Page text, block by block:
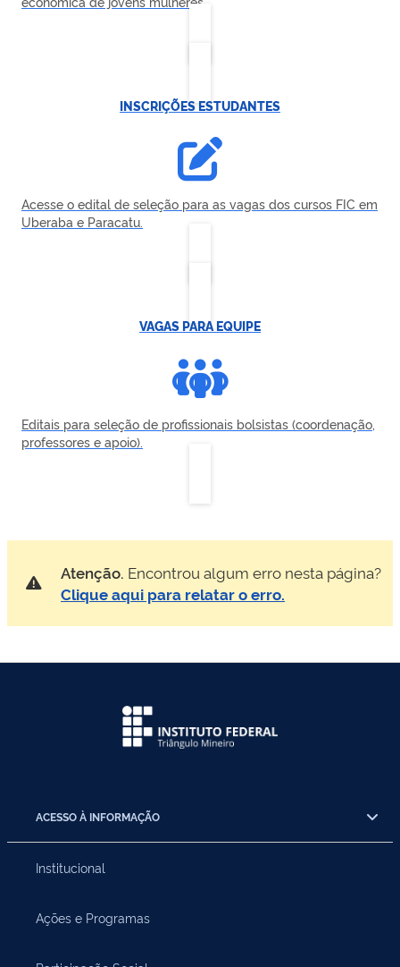
INSCRIÇÕES ESTUDANTES
Acesse o edital de seleção para as vagas dos cursos FIC em
Uberaba e Paracatu.
VAGAS PARA EQUIPE
Editais para seleção de profissionais bolsistas (coordenação,
professores e apoio).
Atenção. Encontrou algum erro nesta página?
Clique aqui para relatar o erro.
ACESSO À INFORMAÇÃO
Institucional
Ações e Programas